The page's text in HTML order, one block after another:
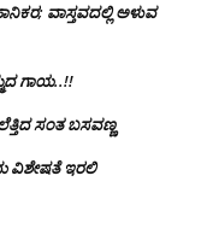
ವಾಸ್ತವದಲ್ಲಿ ಅಳುವ
ಗಾಯ..!!
ಸಂತ ಬಸವಣ್ಣ
ವಿಶೇಷತೆ ಇರಲಿ